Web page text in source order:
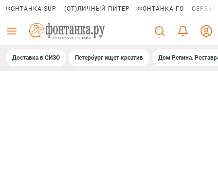
ФОНТАНКА SUP (ОТ)ЛИЧНЫЙ ПИТЕР ФОНТАНКА ГО
Доставка в СИЗО Петербург ищет креатив Дом Репина.